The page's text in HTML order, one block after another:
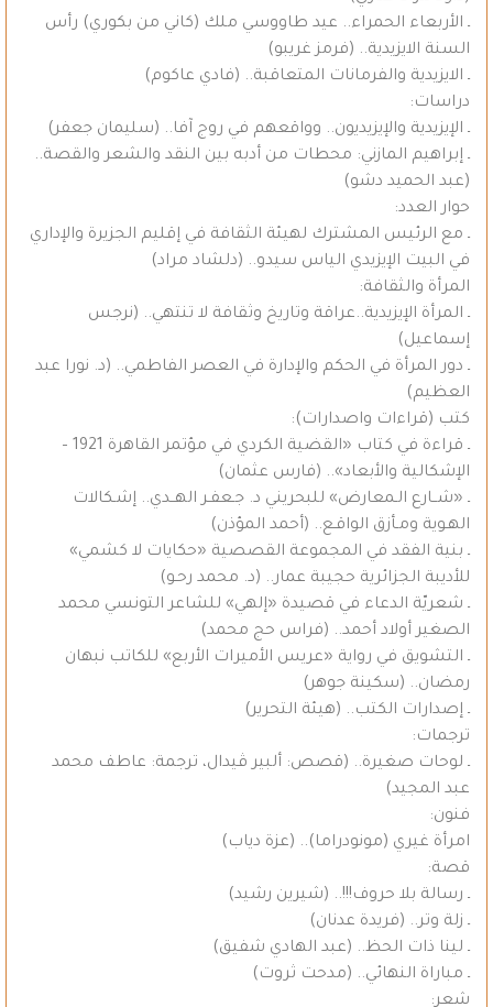
ـ الأربعاء الحمراء.. عيد طاووسي ملك (كاني من بكوري) رأس
السنة الايزيدية.. (فرمز غريبو)
ـ الايزيدية والفرمانات المتعاقبة.. (فادي عاكوم)
دراسات:
ـ الإيزيدية والإيزيديون.. وواقعهم في روج آفا.. (سليمان جعفر)
ـ إبراهيم المازني: محطات من أدبه بين النقد والشعر والقصة..
(عبد الحميد دشو)
حوار العدد:
ـ مع الرئيس المشترك لهيئة الثقافة في إقليم الجزيرة والإداري
في البيت الإيزيدي الياس سيدو.. (دلشاد مراد)
المرأة والثقافة:
ـ المرأة الإيزيدية..عراقة وتاريخ وثقافة لا تنتهي.. (نرجس
إسماعيل)
ـ دور المرأة في الحكم والإدارة في العصر الفاطمي.. (د. نورا عبد
العظيم)
كتب (قراءات واصدارات):
ـ قراءة في كتاب «القضية الكردي في مؤتمر القاهرة 1921 –
الإشكالية والأبعاد».. (فارس عثمان)
ـ «شــارع الـمعارض» للبحريني د. جـعفـر الهــدي.. إشـكالات
الهـوية ومـأزق الواقـع.. (أحمد المؤذن)
ـ بنية الفقد في المجموعة القصصية «حكايات لا كشمي»
للأديبة الجزائرية حجيبة عمار.. (د. محمد رحـو)
ـ شعريّة الدعاء في قصيدة «إلهي» للشاعر التونسي محمد
الصغير أولاد أحمد.. (فراس حج محمد)
ـ التشويق في رواية «عريس الأميرات الأربع» للكاتب نبهان
رمضان.. (سكينة جوهر)
ـ إصدارات الكتب.. (هيئة التحرير)
ترجمات:
ـ لوحات صغيرة.. (قصص: ألبير ڤيدال، ترجمة: عاطف محمد
عبد المجيد)
فنون:
امرأة غيري (مونودراما).. (عزة دياب)
قصة:
ـ رسالة بلا حروف!!!.. (شيرين رشيد)
ـ زلة وتر.. (فريدة عدنان)
ـ لينا ذات الحظ.. (عبد الهادي شفيق)
ـ مباراة النهائي.. (مدحت ثروت)
شعر: